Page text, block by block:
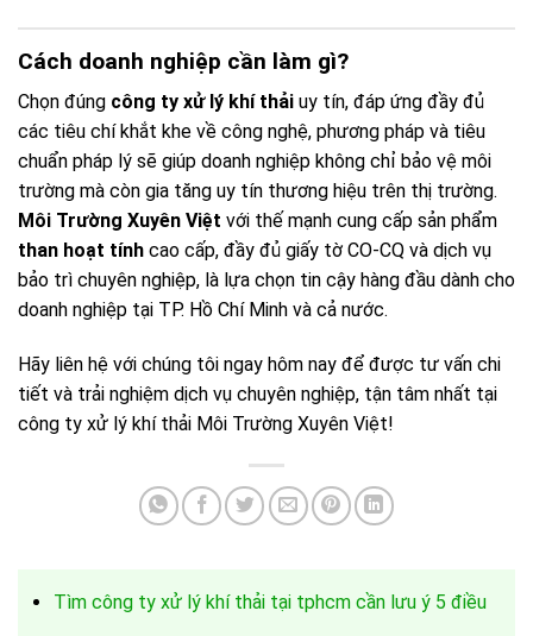
Cách doanh nghiệp cần làm gì?
Chọn đúng công ty xử lý khí thải uy tín, đáp ứng đầy đủ
các tiêu chí khắt khe về công nghệ, phương pháp và tiêu
chuẩn pháp lý sẽ giúp doanh nghiệp không chỉ bảo vệ môi
trường mà còn gia tăng uy tín thương hiệu trên thị trường.
Môi Trường Xuyên Việt với thế mạnh cung cấp sản phẩm
than hoạt tính cao cấp, đầy đủ giấy tờ CO-CQ và dịch vụ
bảo trì chuyên nghiệp, là lựa chọn tin cậy hàng đầu dành cho
doanh nghiệp tại TP. Hồ Chí Minh và cả nước.
Hãy liên hệ với chúng tôi ngay hôm nay để được tư vấn chi
tiết và trải nghiệm dịch vụ chuyên nghiệp, tận tâm nhất tại
công ty xử lý khí thải Môi Trường Xuyên Việt!
Tìm công ty xử lý khí thải tại tphcm cần lưu ý 5 điều